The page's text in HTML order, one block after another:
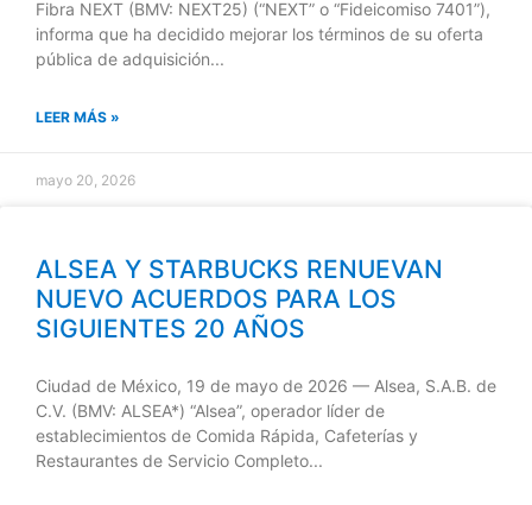
Fibra NEXT (BMV: NEXT25) (“NEXT” o “Fideicomiso 7401”),
informa que ha decidido mejorar los términos de su oferta
pública de adquisición...
LEER MÁS »
mayo 20, 2026
ALSEA Y STARBUCKS RENUEVAN
NUEVO ACUERDOS PARA LOS
SIGUIENTES 20 AÑOS
Ciudad de México, 19 de mayo de 2026 — Alsea, S.A.B. de
C.V. (BMV: ALSEA*) “Alsea”, operador líder de
establecimientos de Comida Rápida, Cafeterías y
Restaurantes de Servicio Completo...